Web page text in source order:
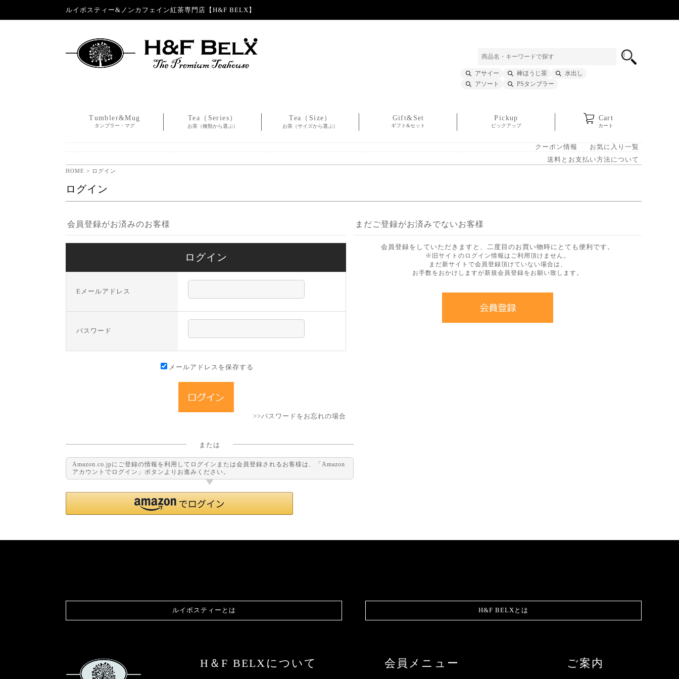
ルイボスティー&ノンカフェイン紅茶専門店【H&F BELX】
アサイー 棒ほうじ茶
水出し
アソート
PSタンブラー
Tumbler&Mug
タンブラー・マグ
Tea（Series）
お茶（種類から選ぶ）
Tea（Size）
お茶（サイズから選ぶ）
Gift&Set
ギフト&セット
Pickup
ピックアップ
Cart
カート
クーポン情報
お気に入り一覧
送料とお支払い方法について
HOME > ログイン
ログイン
会員登録がお済みのお客様
ログイン
Eメールアドレス
パスワード
メールアドレスを保存する
>>パスワードをお忘れの場合
または
Amazon.co.jpにご登録の情報を利用してログインまたは会員登録されるお客様は、「Amazon
アカウントでログイン」ボタンよりお進みください。
まだご登録がお済みでないお客様
会員登録をしていただきますと、二度目のお買い物時にとても便利です。
※旧サイトのログイン情報はご利用頂けません。
まだ新サイトで会員登録頂けていない場合は、
お手数をおかけしますが新規会員登録をお願い致します。
ルイボスティーとは H&F BELXとは
H＆F BELXについて 会員メニュー ご案内